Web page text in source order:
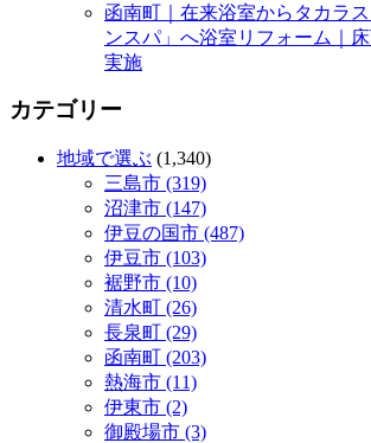
函南町｜在来浴室からタカラ
ンスパ」へ浴室リフォーム｜
実施
カテゴリー
地域で選ぶ (1,340)
三島市 (319)
沼津市 (147)
伊豆の国市 (487)
伊豆市 (103)
裾野市 (10)
清水町 (26)
長泉町 (29)
函南町 (203)
熱海市 (11)
伊東市 (2)
御殿場市 (3)